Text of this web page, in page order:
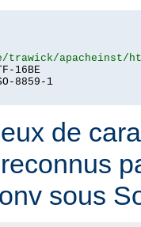
trawick/apacheinst/
16BE
de
sous